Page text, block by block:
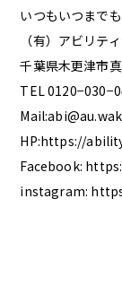
いつもいつまで
（有）アビリテ
千葉県木更津市
TEL
HP:https://
Facebook:
instagram: